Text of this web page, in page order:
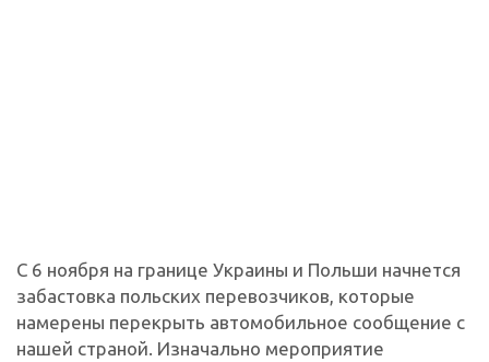
С 6 ноября на границе Украины и Польши начнется
забастовка польских перевозчиков, которые
намерены перекрыть автомобильное сообщение с
нашей страной. Изначально мероприятие